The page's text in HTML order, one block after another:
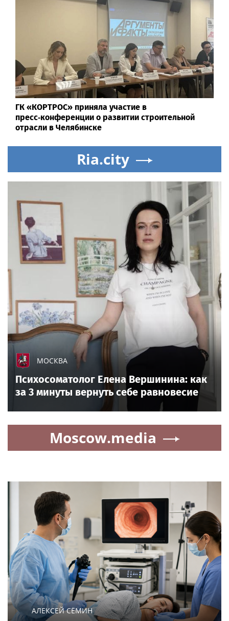
ГК «КОРТРОС» приняла участие в
пресс‑конференции о развитии строительной
отрасли в Челябинске
Ria.city
МОСКВА
Психосоматолог Елена Вершинина: как
за 3 минуты вернуть себе равновесие
Moscow.media
АЛЕКСЕЙ СЁМИН